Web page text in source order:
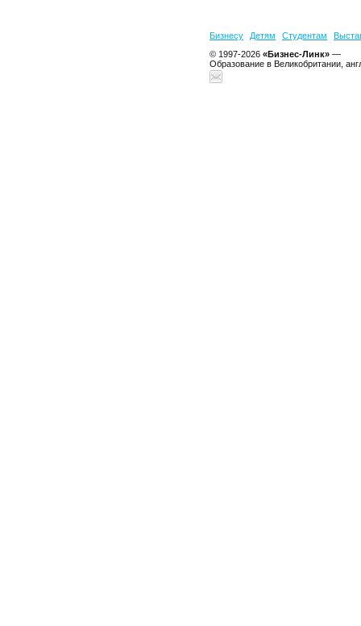
Бизнесу Детям Студентам
© 1997-2026 «Бизнес-Линк» —
Образование в Великобритании,